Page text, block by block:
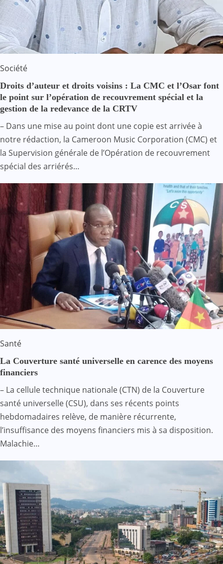
Société
Droits d’auteur et droits voisins : La CMC et l’Osar font
le point sur l’opération de recouvrement spécial et la
gestion de la redevance de la CRTV
– Dans une mise au point dont une copie est arrivée à
notre rédaction, la Cameroon Music Corporation (CMC) et
la Supervision générale de l’Opération de recouvrement
spécial des arriérés…
Santé
La Couverture santé universelle en carence des moyens
financiers
– La cellule technique nationale (CTN) de la Couverture
santé universelle (CSU), dans ses récents points
hebdomadaires relève, de manière récurrente,
l’insuffisance des moyens financiers mis à sa disposition.
Malachie…